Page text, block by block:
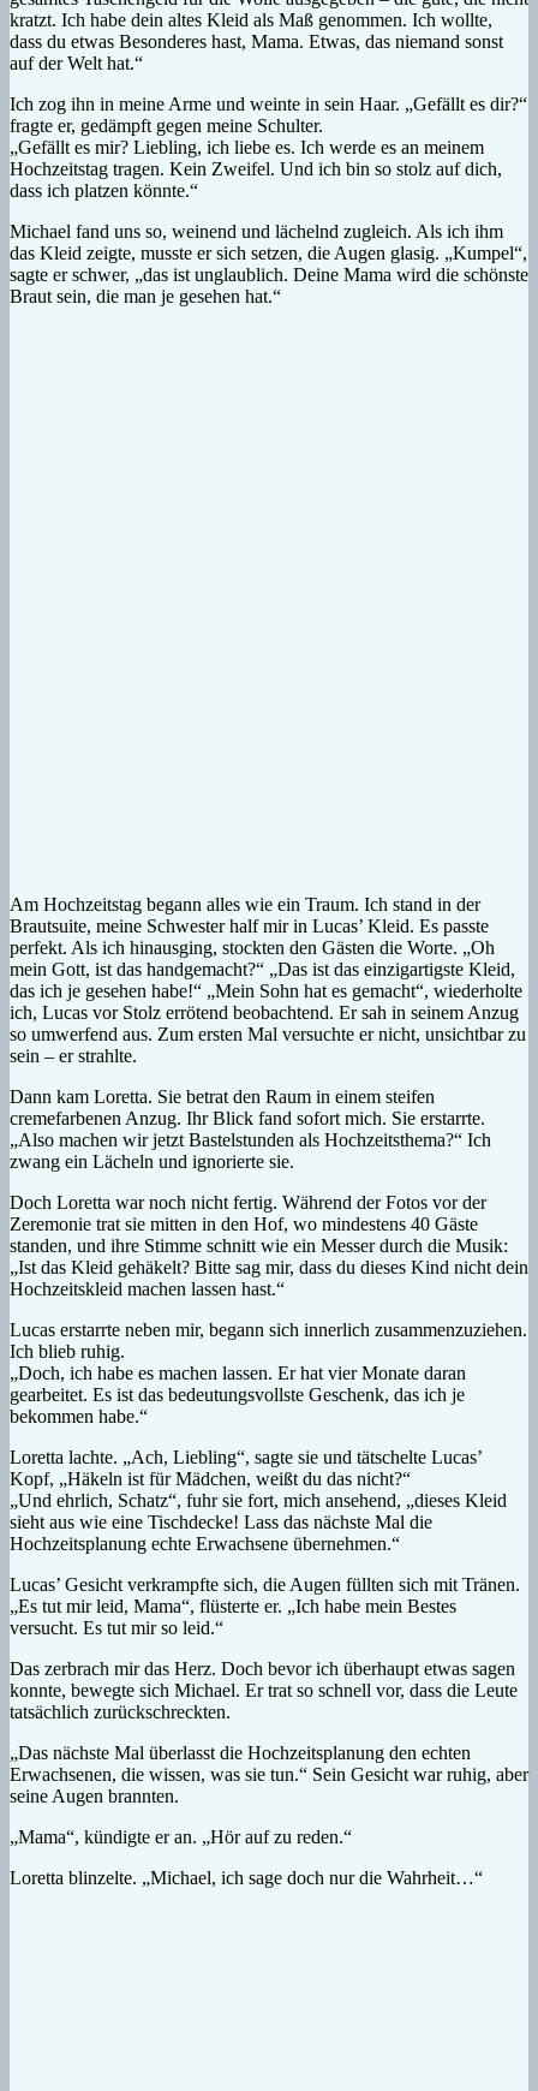
kratzt. Ich habe dein altes Kleid als Maß genommen. Ich wollte,
dass du etwas Besonderes hast, Mama. Etwas, das niemand sonst
auf der Welt hat.“
Ich zog ihn in meine Arme und weinte in sein Haar. „Gefällt es dir?“
fragte er, gedämpft gegen meine Schulter.
„Gefällt es mir? Liebling, ich liebe es. Ich werde es an meinem
Hochzeitstag tragen. Kein Zweifel. Und ich bin so stolz auf dich,
dass ich platzen könnte.“
Michael fand uns so, weinend und lächelnd zugleich. Als ich ihm
das Kleid zeigte, musste er sich setzen, die Augen glasig. „Kumpel“,
sagte er schwer, „das ist unglaublich. Deine Mama wird die schönste
Braut sein, die man je gesehen hat.“
Am Hochzeitstag begann alles wie ein Traum. Ich stand in der
Brautsuite, meine Schwester half mir in Lucas’ Kleid. Es passte
perfekt. Als ich hinausging, stockten den Gästen die Worte. „Oh
mein Gott, ist das handgemacht?“ „Das ist das einzigartigste Kleid,
das ich je gesehen habe!“ „Mein Sohn hat es gemacht“, wiederholte
ich, Lucas vor Stolz errötend beobachtend. Er sah in seinem Anzug
so umwerfend aus. Zum ersten Mal versuchte er nicht, unsichtbar zu
sein – er strahlte.
Dann kam Loretta. Sie betrat den Raum in einem steifen
cremefarbenen Anzug. Ihr Blick fand sofort mich. Sie erstarrte.
„Also machen wir jetzt Bastelstunden als Hochzeitsthema?“ Ich
zwang ein Lächeln und ignorierte sie.
Doch Loretta war noch nicht fertig. Während der Fotos vor der
Zeremonie trat sie mitten in den Hof, wo mindestens 40 Gäste
standen, und ihre Stimme schnitt wie ein Messer durch die Musik:
„Ist das Kleid gehäkelt? Bitte sag mir, dass du dieses Kind nicht dein
Hochzeitskleid machen lassen hast.“
Lucas erstarrte neben mir, begann sich innerlich zusammenzuziehen.
Ich blieb ruhig.
„Doch, ich habe es machen lassen. Er hat vier Monate daran
gearbeitet. Es ist das bedeutungsvollste Geschenk, das ich je
bekommen habe.“
Loretta lachte. „Ach, Liebling“, sagte sie und tätschelte Lucas’
Kopf, „Häkeln ist für Mädchen, weißt du das nicht?“
„Und ehrlich, Schatz“, fuhr sie fort, mich ansehend, „dieses Kleid
sieht aus wie eine Tischdecke! Lass das nächste Mal die
Hochzeitsplanung echte Erwachsene übernehmen.“
Lucas’ Gesicht verkrampfte sich, die Augen füllten sich mit Tränen.
„Es tut mir leid, Mama“, flüsterte er. „Ich habe mein Bestes
versucht. Es tut mir so leid.“
Das zerbrach mir das Herz. Doch bevor ich überhaupt etwas sagen
konnte, bewegte sich Michael. Er trat so schnell vor, dass die Leute
tatsächlich zurückschreckten.
„Das nächste Mal überlasst die Hochzeitsplanung den echten
Erwachsenen, die wissen, was sie tun.“ Sein Gesicht war ruhig, aber
seine Augen brannten.
„Mama“, kündigte er an. „Hör auf zu reden.“
Loretta blinzelte. „Michael, ich sage doch nur die Wahrheit…“